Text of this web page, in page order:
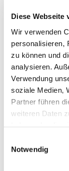
Diese Webseite
Wir verwenden
personalisieren,
zu können und
analysieren.
Verwendung
soziale Medien,
Partner führen
weiteren Daten
Notwendig